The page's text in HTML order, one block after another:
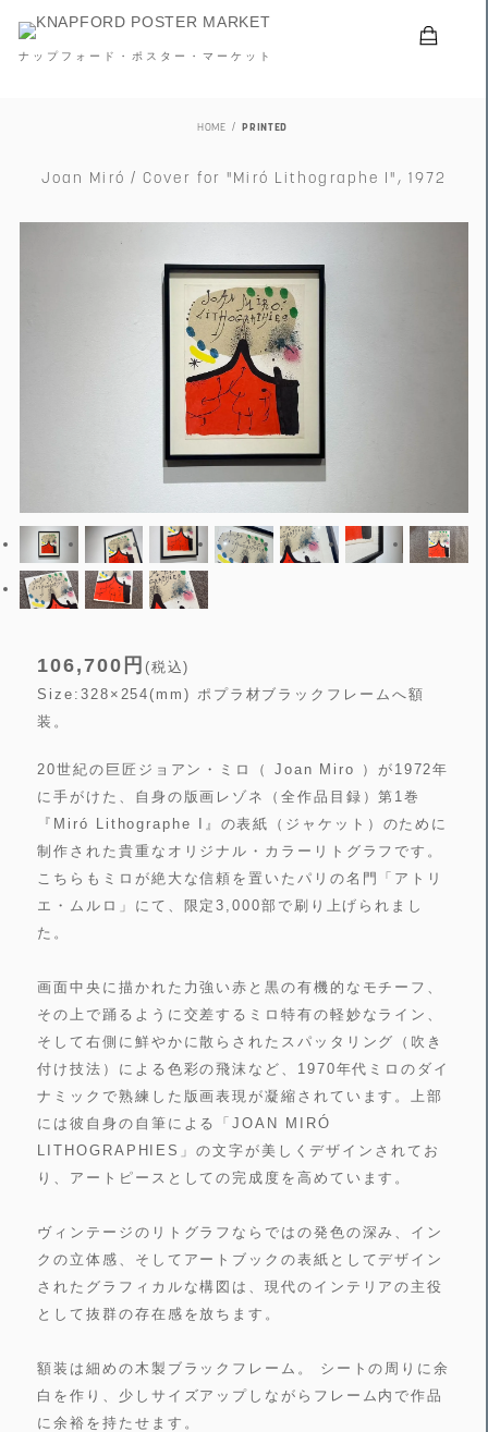
ナップフォード・ポスター・マーケット
HOME PRINTED
Joan Miró / Cover for "Miró Lithographe I", 1972
106,700円 (税込)
Size:328×254(mm) ポプラ材ブラックフレームへ額
装。
20世紀の巨匠ジョアン・ミロ（ Joan Miro ）が1972年
に手がけた、自身の版画レゾネ（全作品目録）第1巻
『Miró Lithographe I』の表紙（ジャケット）のために
制作された貴重なオリジナル・カラーリトグラフです。
こちらもミロが絶大な信頼を置いたパリの名門「アトリ
エ・ムルロ」にて、限定3,000部で刷り上げられまし
た。
画面中央に描かれた力強い赤と黒の有機的なモチーフ、
その上で踊るように交差するミロ特有の軽妙なライン、
そして右側に鮮やかに散らされたスパッタリング（吹き
付け技法）による色彩の飛沫など、1970年代ミロのダイ
ナミックで熟練した版画表現が凝縮されています。上部
には彼自身の自筆による「JOAN MIRÓ
LITHOGRAPHIES」の文字が美しくデザインされてお
り、アートピースとしての完成度を高めています。
ヴィンテージのリトグラフならではの発色の深み、イン
クの立体感、そしてアートブックの表紙としてデザイン
されたグラフィカルな構図は、現代のインテリアの主役
として抜群の存在感を放ちます。
額装は細めの木製ブラックフレーム。 シートの周りに余
白を作り、少しサイズアップしながらフレーム内で作品
に余裕を持たせます。